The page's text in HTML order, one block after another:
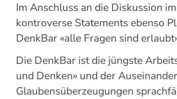
Im Anschluss an die Diskussion
kontroverse Statements ebenso
DenkBar «alle Fragen sind erlaubt
Die DenkBar ist die jüngste
und Denken» und der
Glaubensüberzeugungen